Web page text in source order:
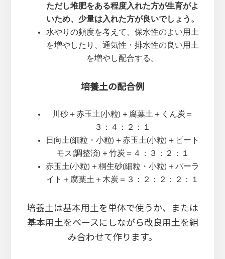
ただし堆肥をある程度入れた方が生育がよ
いため、少量は入れた方が良いでしょう。
水やりの頻度を考えて、保水性のよい用土
を増やしたり、通気性・排水性の良い用土
を増やし配合する。
培養土の配合例
川砂＋赤玉土(小粒)＋腐葉土＋くん炭＝
３：４：２：１
日向土(細粒・小粒)＋赤玉土(小粒)＋ピート
モス(調整済)＋竹炭＝４：３：２：１
赤玉土(小粒)＋桐生砂(細粒・小粒)＋パーラ
イト＋腐葉土＋木炭＝３：２：２：２：１
培養土は基本用土を単体で使うか、または
基本用土をベースにしながら改良用土を組
み合わせて作ります。